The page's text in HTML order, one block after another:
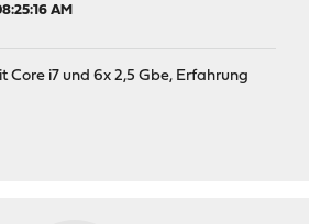
AM
Core i7 und 6x 2,5 Gbe, Erfahrung